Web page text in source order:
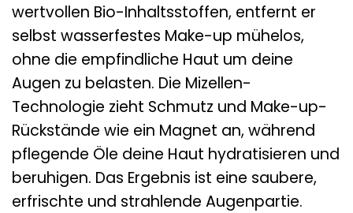
wertvollen Bio-Inhaltsstoffen, entfernt er
selbst wasserfestes Make-up mühelos,
ohne die empfindliche Haut um deine
Augen zu belasten. Die Mizellen-
Technologie zieht Schmutz und Make-up-
Rückstände wie ein Magnet an, während
pflegende Öle deine Haut hydratisieren und
beruhigen. Das Ergebnis ist eine saubere,
erfrischte und strahlende Augenpartie.